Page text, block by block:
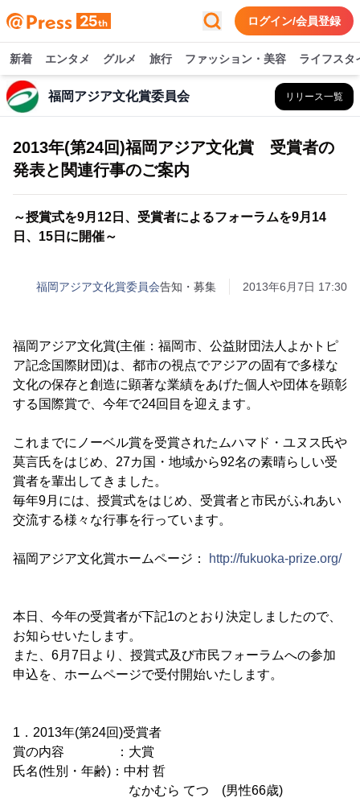
ログイン/会員登録
新着 エンタメ グルメ 旅行 ファッション・美容 ライフスタ
福岡アジア文化賞委員会 リリース一覧
2013年(第24回)福岡アジア文化賞 受賞者の
発表と関連行事のご案内
～授賞式を9月12日、受賞者によるフォーラムを9月14
日、15日に開催～
福岡アジア文化賞委員会告知・募集 2013年6月7日 17:30
福岡アジア文化賞(主催：福岡市、公益財団法人よかトピ
ア記念国際財団)は、都市の視点でアジアの固有で多様な
文化の保存と創造に顕著な業績をあげた個人や団体を顕彰
する国際賞で、今年で24回目を迎えます。
これまでにノーベル賞を受賞されたムハマド・ユヌス氏や
莫言氏をはじめ、27カ国・地域から92名の素晴らしい受
賞者を輩出してきました。
毎年9月には、授賞式をはじめ、受賞者と市民がふれあい
交流する様々な行事を行っています。
福岡アジア文化賞ホームページ： http://fukuoka-prize.org/
本日、今年の受賞者が下記1のとおり決定しましたので、
お知らせいたします。
また、6月7日より、授賞式及び市民フォーラムへの参加
申込を、ホームページで受付開始いたします。
1．2013年(第24回)受賞者
賞の内容 ：大賞
氏名(性別・年齢)：中村 哲
なかむら てつ (男性66歳)